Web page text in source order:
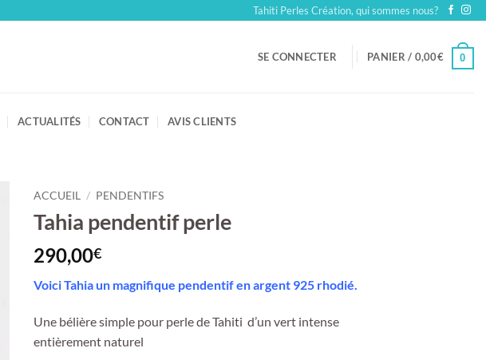
Tahiti Perles Création, qui sommes nous?
SE CONNECTER PANIER / 0,00€ 0
ACTUALITÉS CONTACT AVIS CLIENTS
ACCUEIL / PENDENTIFS
Tahia pendentif perle
290,00€
Voici Tahia un magnifique pendentif en argent 925 rhodié.
Une bélière simple pour perle de Tahiti d’un vert intense
entièrement naturel